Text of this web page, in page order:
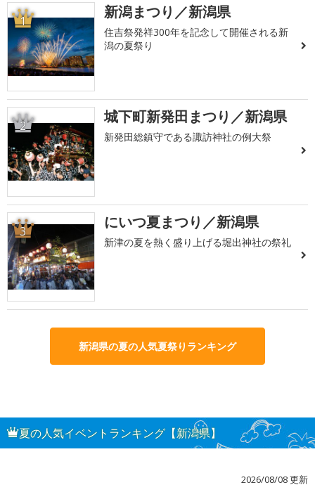
1 新潟まつり／新潟県
住吉祭発祥300年を記念して開催される新
潟の夏祭り
2 城下町新発田まつり／新潟県
新発田総鎮守である諏訪神社の例大祭
3 にいつ夏まつり／新潟県
新津の夏を熱く盛り上げる堀出神社の祭礼
新潟県の夏の人気夏祭りランキング
夏の人気イベントランキング【新潟県】
2026/08/08 更新